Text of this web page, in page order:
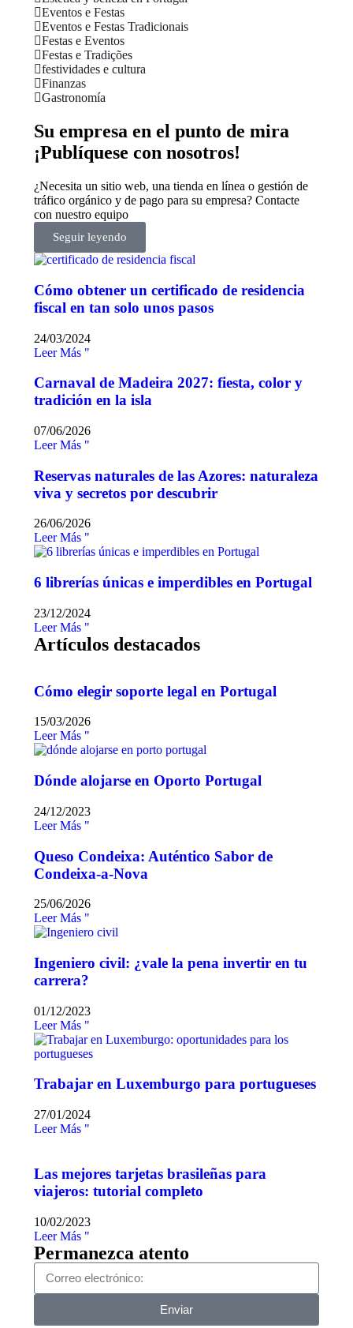
Eventos e Festas
Eventos e Festas Tradicionais
Festas e Eventos
Festas e Tradições
festividades e cultura
Finanzas
Gastronomía
Su empresa en el punto de mira
¡Publíquese con nosotros!
¿Necesita un sitio web, una tienda en línea o gestión de
tráfico orgánico y de pago para su empresa? Contacte
con nuestro equipo
Seguir leyendo
Cómo obtener un certificado de residencia
fiscal en tan solo unos pasos
24/03/2024
Leer Más "
Carnaval de Madeira 2027: fiesta, color y
tradición en la isla
07/06/2026
Leer Más "
Reservas naturales de las Azores: naturaleza
viva y secretos por descubrir
26/06/2026
Leer Más "
6 librerías únicas e imperdibles en Portugal
23/12/2024
Leer Más "
Artículos destacados
Cómo elegir soporte legal en Portugal
15/03/2026
Leer Más "
Dónde alojarse en Oporto Portugal
24/12/2023
Leer Más "
Queso Condeixa: Auténtico Sabor de
Condeixa-a-Nova
25/06/2026
Leer Más "
Ingeniero civil: ¿vale la pena invertir en tu
carrera?
01/12/2023
Leer Más "
Trabajar en Luxemburgo para portugueses
27/01/2024
Leer Más "
Las mejores tarjetas brasileñas para
viajeros: tutorial completo
10/02/2023
Leer Más "
Permanezca atento
Enviar